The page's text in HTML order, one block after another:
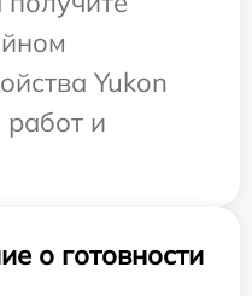
Yukon
и
о готовности